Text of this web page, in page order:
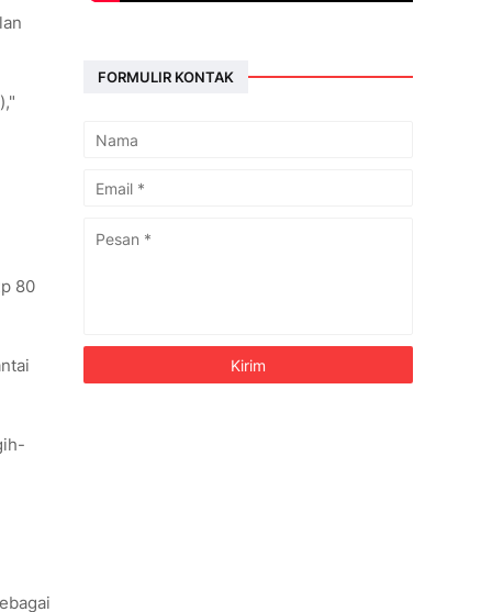
80
FORMULIR KONTAK